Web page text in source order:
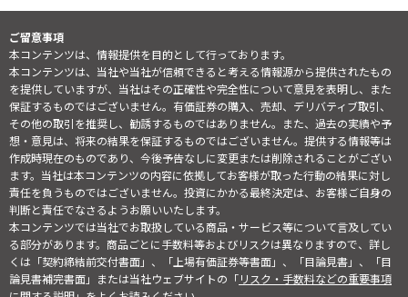
ご留意事項
本コンテンツは、情報提供を目的として行っております。
本コンテンツは、当社や当社が信頼できると考える情報源から提供されたもの
を提供していますが、当社はその正確性や完全性について意見を表明し、また
保証するものではございません。有価証券の購入、売却、デリバティブ取引、
その他の取引を推奨し、勧誘するものではありません。また、過去の実績や予
想・意見は、将来の結果を保証するものではございません。提供する情報等は
作成時現在のものであり、今後予告なしに変更または削除されることがござい
ます。当社は本コンテンツの内容に依拠してお客様が取った行動の結果に対し
責任を負うものではございません。投資にかかる最終決定は、お客様ご自身の
判断と責任でなさるようお願いいたします。
本コンテンツでは当社でお取扱している商品・サービス等について言及してい
る部分があります。商品ごとに手数料等およびリスクは異なりますので、詳し
くは「契約締結前交付書面」、「上場有価証券等書面」、「目論見書」、「目
論見書補完書面」または当社ウェブサイトの「リスク・手数料などの重要事項